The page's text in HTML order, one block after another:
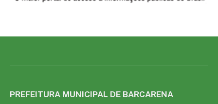
PREFEITURA MUNICIPAL DE BARCARENA